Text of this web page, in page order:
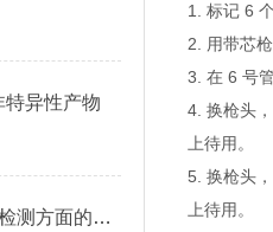
特异性产物
探针法qPCR在支原体检测方面的应用
1. 标记 6
2. 用带芯
3. 在 6 号
4. 换枪头
上待用。
5. 换枪头
上待用。